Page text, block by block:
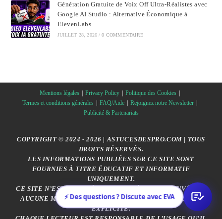
Génération Gratuite de Voix Off Ultra-Réalistes avec
Google AI Studio : Alternative Économique à
ElevenLabs
JUILLET 28, 2026 / 0 COMMENTAIRE
Mentions légales Privacy Policy
Politique des Cookies
Termes et conditions générales
FAQ/Aide
Rejoignez notre Newsletter
Publicité & Partenariats
COPYRIGHT © 2024 - 2026 | ASTUCESDESPRO.COM | TOUS
DROITS RÉSERVÉS.
LES INFORMATIONS PUBLIÉES SUR CE SITE SONT
FOURNIES À TITRE ÉDUCATIF ET INFORMATIF
UNIQUEMENT.
CE SITE N’EST AFFILIÉ, SPONSORISÉ OU APPROUVÉ PAR
AUCUNE MARQUE CITÉE, SAUF MENTION CONTRAIRE
EXPLICITE.
⚡ Des questions ? Discute avec EVA